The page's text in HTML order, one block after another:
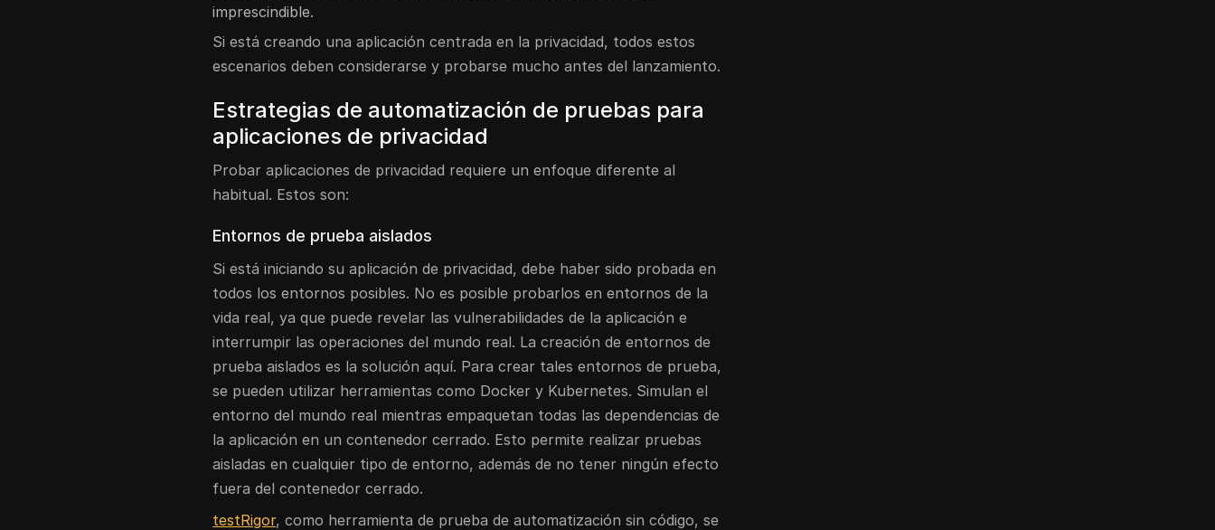
imprescindible.
Si está creando una aplicación centrada en la privacidad, todos estos
escenarios deben considerarse y probarse mucho antes del lanzamiento.
Estrategias de automatización de pruebas para
aplicaciones de privacidad
Probar aplicaciones de privacidad requiere un enfoque diferente al
habitual. Estos son:
Entornos de prueba aislados
Si está iniciando su aplicación de privacidad, debe haber sido probada en
todos los entornos posibles. No es posible probarlos en entornos de la
vida real, ya que puede revelar las vulnerabilidades de la aplicación e
interrumpir las operaciones del mundo real. La creación de entornos de
prueba aislados es la solución aquí. Para crear tales entornos de prueba,
se pueden utilizar herramientas como Docker y Kubernetes. Simulan el
entorno del mundo real mientras empaquetan todas las dependencias de
la aplicación en un contenedor cerrado. Esto permite realizar pruebas
aisladas en cualquier tipo de entorno, además de no tener ningún efecto
fuera del contenedor cerrado.
testRigor, como herramienta de prueba de automatización sin código, se